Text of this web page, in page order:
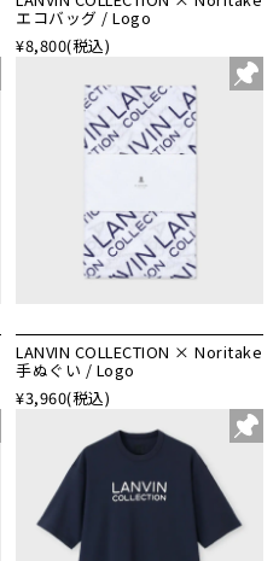
エコバッグ / Logo
¥8,800(税込)
LANVIN COLLECTION × Noritake
手ぬぐい / Logo
¥3,960(税込)